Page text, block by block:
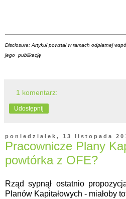
Disclosure: Artykuł powstał w ramach odpłatnej
jego publikację
1 komentarz:
Udostępnij
poniedziałek, 13 listopada
Pracownicze Plany
powtórka z OFE?
Rząd sypnął ostatnio
Planów Kapitałowych - miałoby